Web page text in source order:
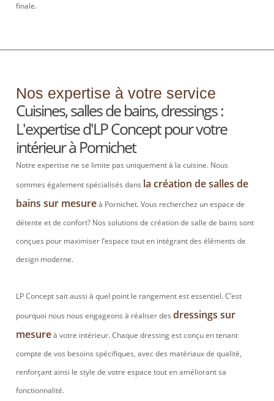
finale.
Nos expertise à votre service
Cuisines, salles de bains, dressings :
L'expertise d'LP Concept pour votre
intérieur à Pornichet
Notre expertise ne se limite pas uniquement à la cuisine. Nous
sommes également spécialisés dans la création de salles de
bains sur mesureà Pornichet. Vous recherchez un espace de
détente et de confort? Nos solutions de création de salle de bains sont
conçues pour maximiser l’espace tout en intégrant des éléments de
design moderne.
LP Concept sait aussi à quel point le rangement est essentiel. C’est
pourquoi nous nous engageons à réaliser des dressings sur
mesureà votre intérieur. Chaque dressing est conçu en tenant
compte de vos besoins spécifiques, avec des matériaux de qualité,
renforçant ainsi le style de votre espace tout en améliorant sa
fonctionnalité.